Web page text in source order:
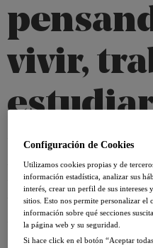
vivir,
país de
inglesa,
para ti
Configuración de Cookies
Utilizamos cookies propias y de
información estadística, analizar sus
interés, crear un perfil de sus intereses
sitios. Esto nos permite personalizar
información sobre qué secciones
la página web y su seguridad.
Si hace click en el botón “Aceptar